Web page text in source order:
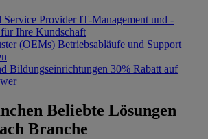
Service Provider IT-Management und -
Ihre Kundschaft
(OEMs) Betriebsabläufe und Support
Bildungseinrichtungen 30% Rabatt auf
Beliebte Lösungen
Branche